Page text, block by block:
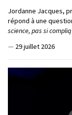
Jordanne Jacques,
répond à une
science, pas si
— 29 juillet 2026